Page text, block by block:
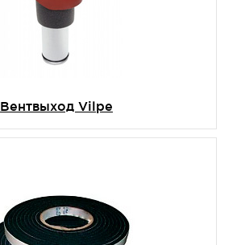
Вентвыход Vilpe